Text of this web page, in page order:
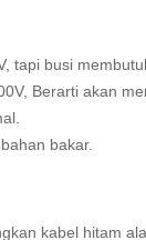
tapi busi
Berarti akan
bakar.
kabel hitam